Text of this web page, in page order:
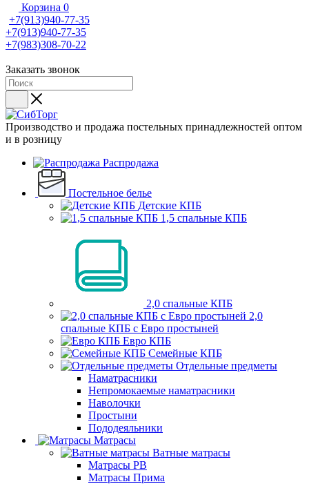
Корзина 0
+7(913)940-77-35
+7(913)940-77-35
+7(983)308-70-22
Заказать звонок
Производство и продажа постельных принадлежностей оптом
и в розницу
Распродажа
Постельное белье
Детские КПБ
1,5 спальные КПБ
2,0 спальные КПБ
2,0
спальные КПБ с Евро простыней
Евро КПБ
Семейные КПБ
Отдельные предметы
Наматрасники
Непромокаемые наматрасники
Наволочки
Простыни
Пододеяльники
Матрасы
Ватные матрасы
Матрасы РВ
Матрасы Прима